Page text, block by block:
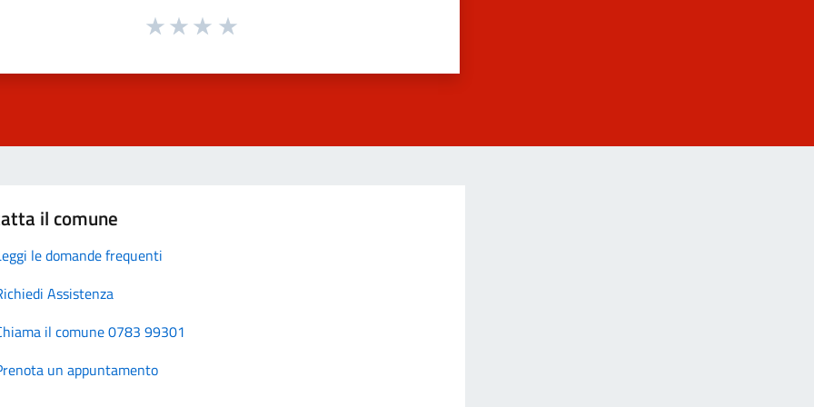
il comune
le domande frequenti
Assistenza
il comune 0783 99301
un appuntamento